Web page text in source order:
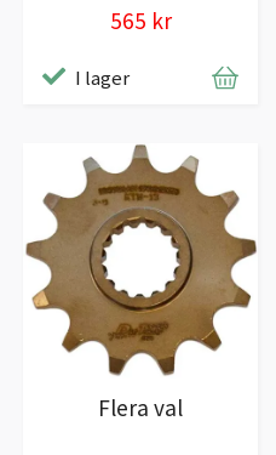
565 kr
I lager
Flera val